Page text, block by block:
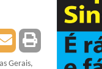
Gerais,